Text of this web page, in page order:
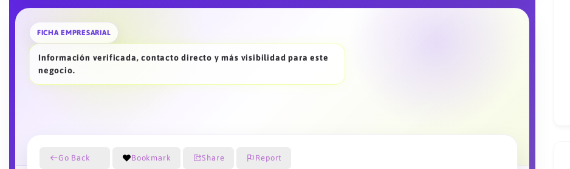
FICHA EMPRESARIAL
Información verificada, contacto directo y más visibilidad para este
negocio.
Go Back Bookmark Share Report